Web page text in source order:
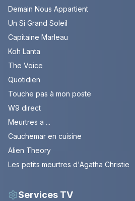
Demain Nous Appartient
Un Si Grand Soleil
Capitaine Marleau
Koh Lanta
The Voice
Quotidien
Touche pas à mon poste
W9 direct
Meurtres a ...
Cauchemar en cuisine
Alien Theory
Les petits meurtres d'Agatha Christie
Services TV